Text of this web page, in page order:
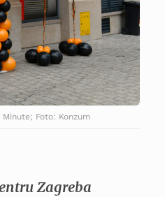
Foto: Konzum
Zagreba